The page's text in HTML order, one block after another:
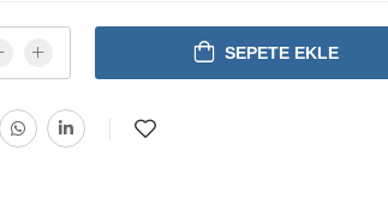
SEPETE EKLE